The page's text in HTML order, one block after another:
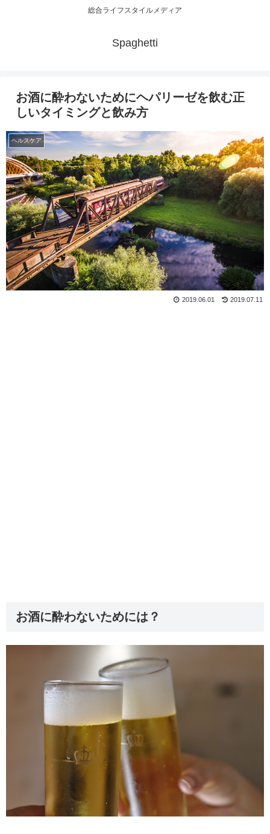
総合ライフスタイルメディア
Spaghetti
お酒に酔わないためにヘパリーゼを飲む正
しいタイミングと飲み方
ヘルスケア
2019.07.11
2019.06.01
お酒に酔わないためには？